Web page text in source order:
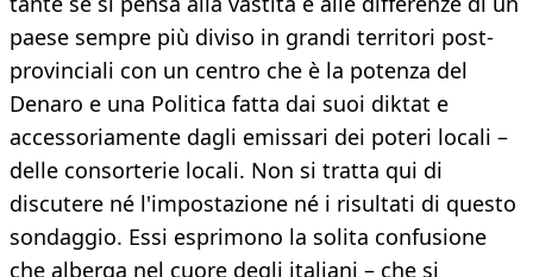
paese sempre più diviso in grandi territori post-
provinciali con un centro che è la potenza del
Denaro e una Politica fatta dai suoi diktat e
accessoriamente dagli emissari dei poteri locali –
delle consorterie locali. Non si tratta qui di
discutere né l'impostazione né i risultati di questo
sondaggio. Essi esprimono la solita confusione
che alberga nel cuore degli italiani – che si